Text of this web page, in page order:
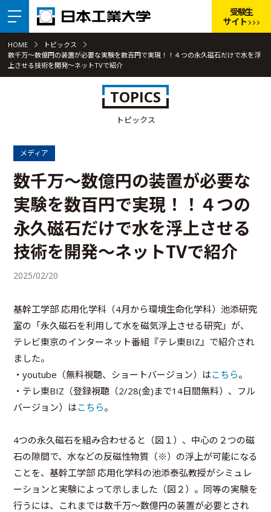
受験生
サイト
HOME
トピックス
数千万～数億円の装置が必要な実験を数百円で実現！！４つの永久磁石だけで水を浮
上させる技術を開発～ネットTVで紹介
TOPICS
トピックス
メディア
数千万～数億円の装置が必要な
実験を数百円で実現！！４つの
永久磁石だけで水を浮上させる
技術を開発～ネットTVで紹介
2025/02/20
基幹工学部 応用化学科（4月から環境生命化学科）池添研究
室の「永久磁石を利用して水を磁気浮上させる研究」が、
テレビ東京のインターネット番組『テレ東BIZ』で紹介され
ました。
・youtube（無料視聴、ショートバージョン）はこちら。
・テレ東BIZ（登録視聴（2/28(金)まで14日間無料）、フル
バージョン）はこちら。
4つの永久磁石を組み合わせると（図１）、中心の２つの磁
石の隙間で、水などの反磁性物質（※）の浮上が可能になる
ことを、基幹工学部 応用化学科の池添泰弘教授がシミュレ
ーションと実験によって示しました（図２）。同等の実験を
行うには、これまでは数千万～数億円の装置が必要とされ